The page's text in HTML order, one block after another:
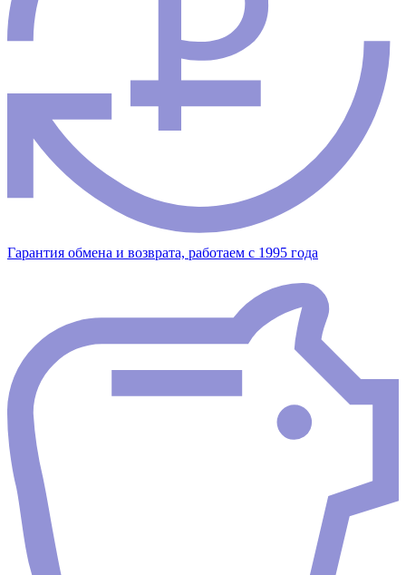
Гарантия обмена и возврата, работаем с 1995 года